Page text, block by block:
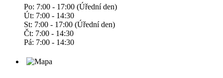
Po: 7:00 - 17:00 (Úřední den)
Út: 7:00 - 14:30
St: 7:00 - 17:00 (Úřední den)
Čt: 7:00 - 14:30
Pá: 7:00 - 14:30